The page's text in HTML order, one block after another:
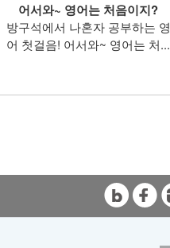
어서와~ 영어는 처음이지?
방구석에서 나혼자 공부하는 영
어 첫걸음! 어서와~ 영어는 처...